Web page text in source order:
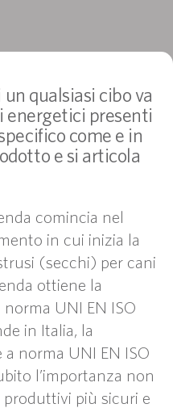
qualsiasi cibo va
energetici presenti
come e in
e si articola
comincia nel
in cui inizia la
(secchi) per cani
ottiene la
UNI EN ISO
in Italia, la
norma UNI EN ISO
l’importanza non
produttivi più sicuri e